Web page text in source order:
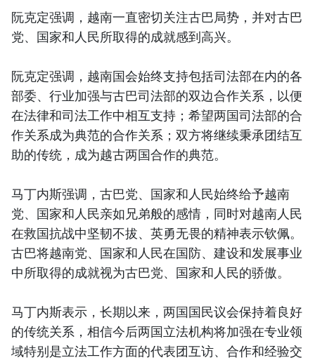
阮克定强调，越南一直密切关注古巴局势，并对古巴
党、国家和人民所取得的成就感到高兴。
阮克定强调，越南国会始终支持包括司法部在内的各
部委、行业加强与古巴司法部的双边合作关系，以便
在法律和司法工作中相互支持；希望两国司法部的合
作关系成为典范的合作关系；双方将继续秉承团结互
助的传统，成为越古两国合作的典范。
马丁内斯强调，古巴党、国家和人民始终给予越南
党、国家和人民亲如兄弟般的感情，同时对越南人民
在救国抗战中坚韧不拔、英勇无畏的精神表示钦佩。
古巴将越南党、国家和人民在国防、建设和发展事业
中所取得的成就视为古巴党、国家和人民的骄傲。
马丁内斯表示，长期以来，两国国民议会保持着良好
的传统关系，相信今后两国立法机构将加强在专业领
域特别是立法工作方面的代表团互访、合作和经验交